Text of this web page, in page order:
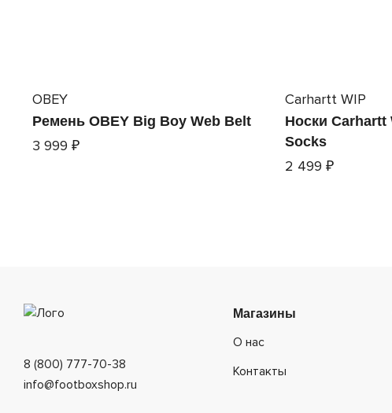
OBEY
Ремень OBEY Big Boy Web Belt
3 999 ₽
Carhartt WIP
Носки Carhartt
Socks
2 499 ₽
8 (800) 777-70-38
info@footboxshop.ru
Магазины
О нас
Контакты